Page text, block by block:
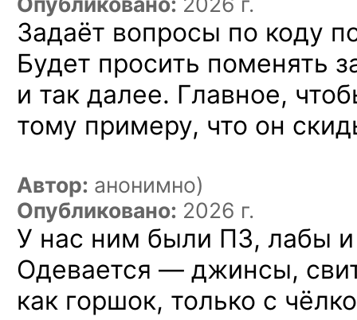
Задаёт вопросы по коду
Будет просить поменять
и так далее. Главное,
тому примеру, что он
Автор: анонимно)
Опубликовано: 2026 г.
У нас ним были ПЗ, лабы
Одевается — джинсы,
как горшок, только с